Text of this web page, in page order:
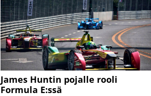
James Huntin pojalle rooli
Formula E:ssä